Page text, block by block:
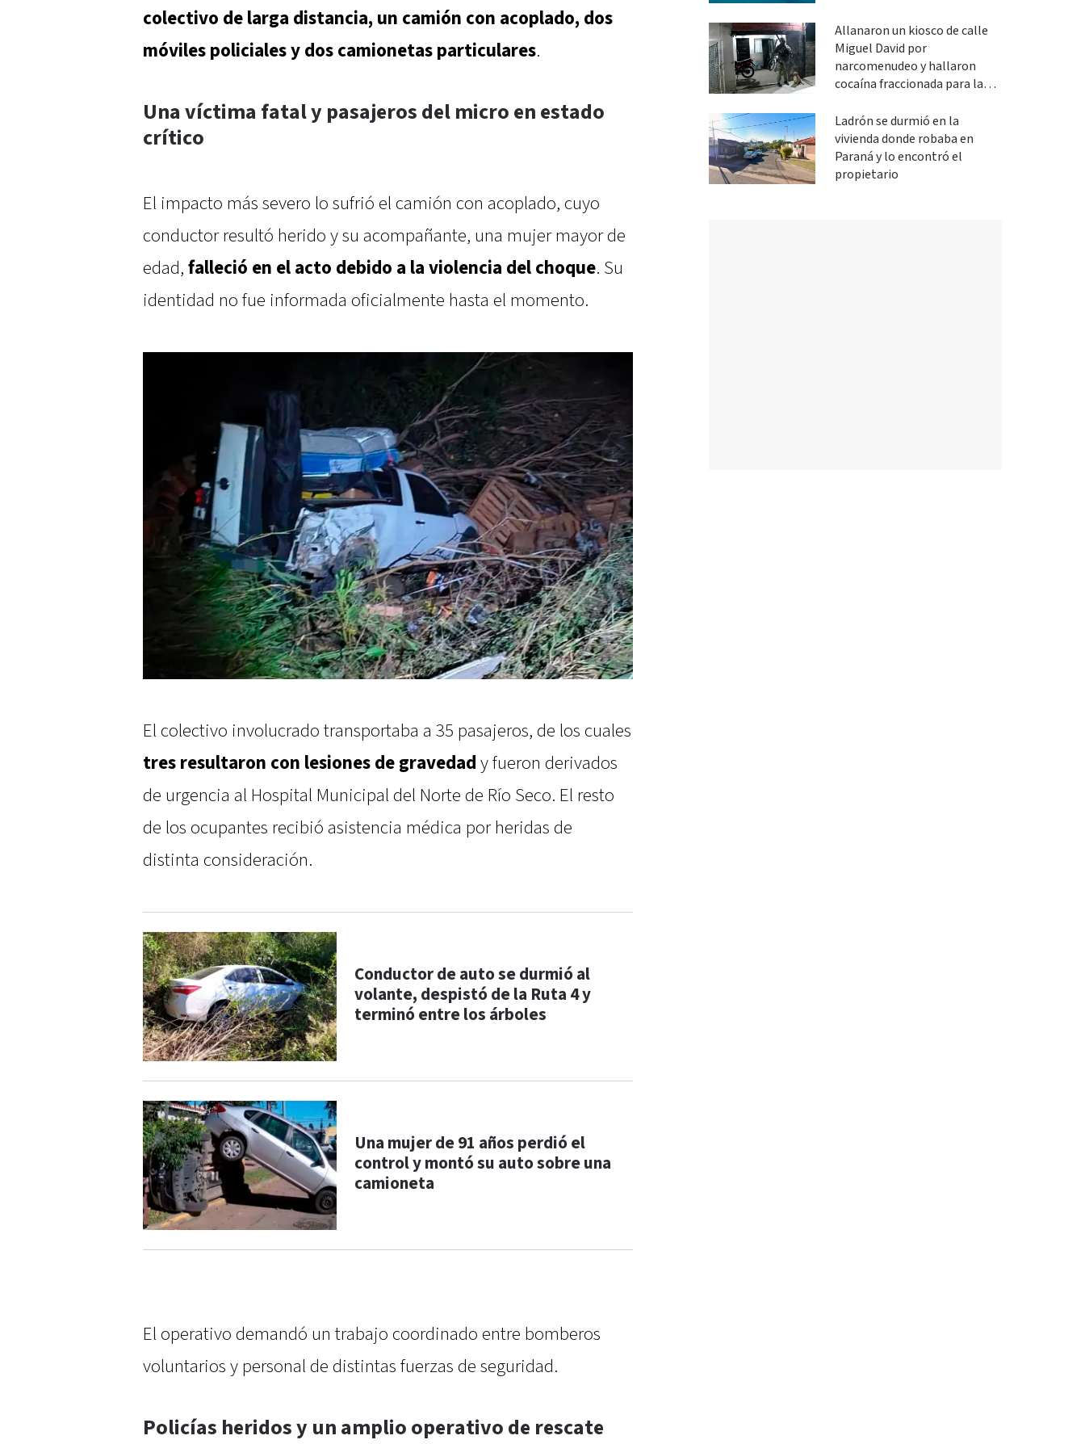
colectivo de larga distancia, un camión con acoplado, dos
móviles policiales y dos camionetas particulares.
Una víctima fatal y pasajeros del micro en estado
crítico
El impacto más severo lo sufrió el camión con acoplado, cuyo
conductor resultó herido y su acompañante, una mujer mayor de
edad, falleció en el acto debido a la violencia del choque. Su
identidad no fue informada oficialmente hasta el momento.
El colectivo involucrado transportaba a 35 pasajeros, de los cuales
tres resultaron con lesiones de gravedad y fueron derivados
de urgencia al Hospital Municipal del Norte de Río Seco. El resto
de los ocupantes recibió asistencia médica por heridas de
distinta consideración.
Conductor de auto se durmió al
volante, despistó de la Ruta 4 y
terminó entre los árboles
Una mujer de 91 años perdió el
control y montó su auto sobre una
camioneta
El operativo demandó un trabajo coordinado entre bomberos
voluntarios y personal de distintas fuerzas de seguridad.
Policías heridos y un amplio operativo de rescate
Allanaron un kiosco de calle
Miguel David por
narcomenudeo y hallaron
cocaína fraccionada para la
Ladrón se durmió en la
vivienda donde robaba en
Paraná y lo encontró el
propietario